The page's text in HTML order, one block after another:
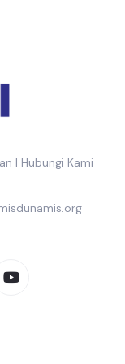
| Hubungi Kami